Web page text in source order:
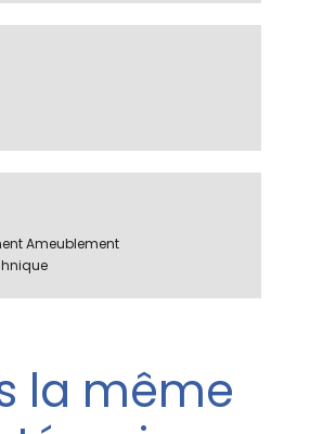
Ameublement
la même